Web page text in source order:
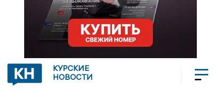
КУРСКИЕ
НОВОСТИ